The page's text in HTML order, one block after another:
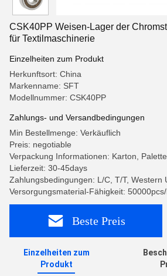
CSK40PP Weisen-Lager der
für Textilmaschinerie
Einzelheiten zum Produkt
Herkunftsort: China
Markenname: SFT
Modellnummer: CSK40PP
Zahlungs- und Versandbedingungen
Min Bestellmenge: Verkäuflich
Preis: negotiable
Verpackung Informationen: Karton, Palette
Lieferzeit: 30-45days
Zahlungsbedingungen: L/C, T/T, Western
Versorgungsmaterial-Fähigkeit:
Beste Preis
Einzelheiten zum
Produkt